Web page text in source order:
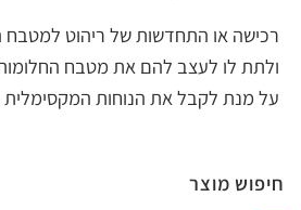
רכישה או התחדשות של ריהוט למטבח
ולתת לו לעצב להם את מטבח
על מנת לקבל את הנוחות המקסימלית
חיפוש מוצר